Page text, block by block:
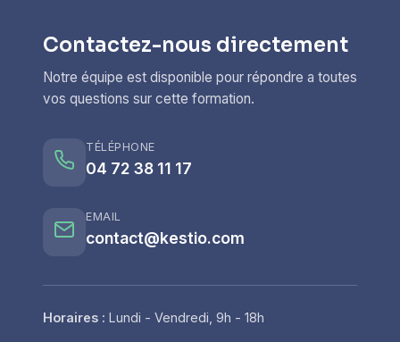
Contactez-nous directement
Notre équipe est disponible pour répondre a toutes
vos questions sur cette formation.
TÉLÉPHONE
04 72 38 11 17
EMAIL
contact@kestio.com
Horaires : Lundi - Vendredi, 9h - 18h